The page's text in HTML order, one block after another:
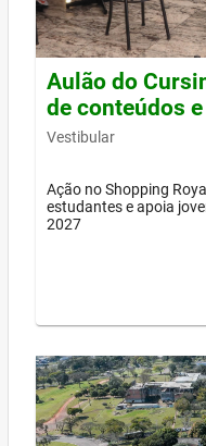
Aulão do
de conteúdos
Vestibular
Ação no Shopping
estudantes e apoia
2027